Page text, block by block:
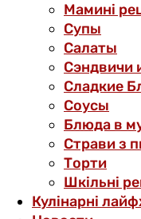
Мамині
Супы
Салаты
Сэндвичи
Сладкие
Соусы
Блюда в
Страви з
Торти
Шкільні
Кулінарні